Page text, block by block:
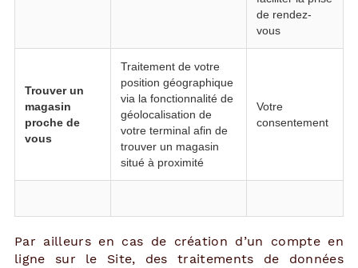
de rendez-
vous
Trouver un
magasin
proche de
vous
Traitement de votre
position géographique
via la fonctionnalité de
géolocalisation de
votre terminal afin de
trouver un magasin
situé à proximité
Votre
consentement
Par ailleurs en cas de création d’un compte en
ligne sur le Site, des traitements de données